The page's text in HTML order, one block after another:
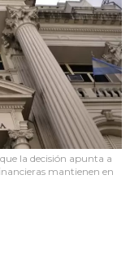
la decisión apunta a
mantienen en